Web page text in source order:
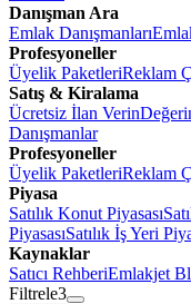
Danışman Ara
Emlak Danışmanları
Profesyoneller
Üyelik PaketleriReklam
Satış & Kiralama
Ücretsiz İlan Verin
Danışmanlar
Profesyoneller
Üyelik PaketleriReklam
Piyasa
Satılık Konut Piyasası
PiyasasıSatılık İş Yeri
Kaynaklar
Satıcı RehberiEmlakjet
Filtrele3